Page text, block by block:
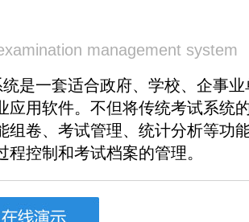
management system
是一套适合政府、学校、企事
应用软件。不但将传统考试系统
组卷、考试管理、统计分析等功
程控制和考试档案的管理。